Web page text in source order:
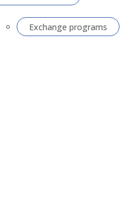
Exchange programs